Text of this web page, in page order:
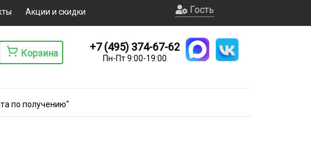
Акции и скидки Гость
Корзина
+7 (495) 374-67-62
Пн-Пт 9:00-19:00
по получению"